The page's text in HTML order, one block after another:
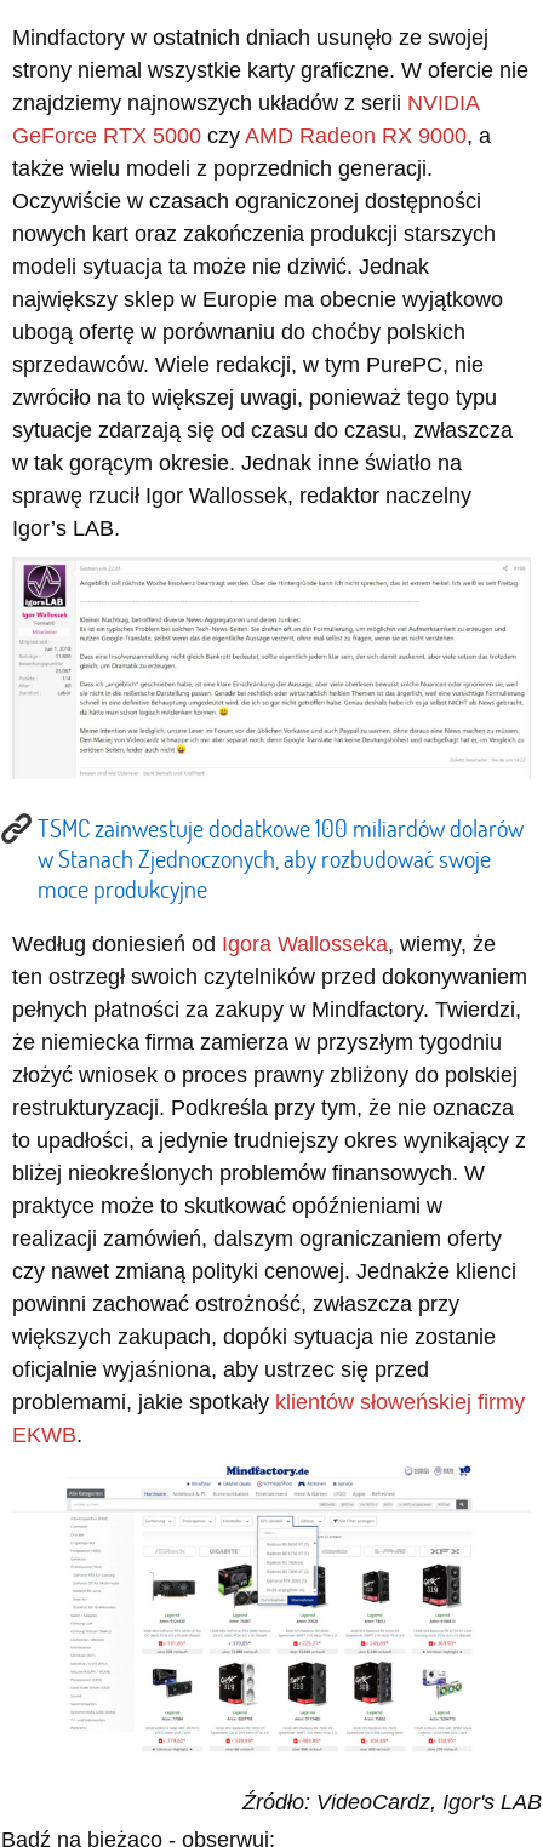
Mindfactory w ostatnich dniach usunęło ze swojej
strony niemal wszystkie karty graficzne. W ofercie nie
znajdziemy najnowszych układów z serii NVIDIA
GeForce RTX 5000 czy AMD Radeon RX 9000, a
także wielu modeli z poprzednich generacji.
Oczywiście w czasach ograniczonej dostępności
nowych kart oraz zakończenia produkcji starszych
modeli sytuacja ta może nie dziwić. Jednak
największy sklep w Europie ma obecnie wyjątkowo
ubogą ofertę w porównaniu do choćby polskich
sprzedawców. Wiele redakcji, w tym PurePC, nie
zwróciło na to większej uwagi, ponieważ tego typu
sytuacje zdarzają się od czasu do czasu, zwłaszcza
w tak gorącym okresie. Jednak inne światło na
sprawę rzucił Igor Wallossek, redaktor naczelny
Igor’s LAB.
TSMC zainwestuje dodatkowe 100 miliardów dolarów
w Stanach Zjednoczonych, aby rozbudować swoje
moce produkcyjne
Według doniesień od Igora Wallosseka, wiemy, że
ten ostrzegł swoich czytelników przed dokonywaniem
pełnych płatności za zakupy w Mindfactory. Twierdzi,
że niemiecka firma zamierza w przyszłym tygodniu
złożyć wniosek o proces prawny zbliżony do polskiej
restrukturyzacji. Podkreśla przy tym, że nie oznacza
to upadłości, a jedynie trudniejszy okres wynikający z
bliżej nieokreślonych problemów finansowych. W
praktyce może to skutkować opóźnieniami w
realizacji zamówień, dalszym ograniczaniem oferty
czy nawet zmianą polityki cenowej. Jednakże klienci
powinni zachować ostrożność, zwłaszcza przy
większych zakupach, dopóki sytuacja nie zostanie
oficjalnie wyjaśniona, aby ustrzec się przed
problemami, jakie spotkały klientów słoweńskiej firmy
EKWB.
Źródło: VideoCardz, Igor's LAB
Bądź na bieżąco - obserwuj: